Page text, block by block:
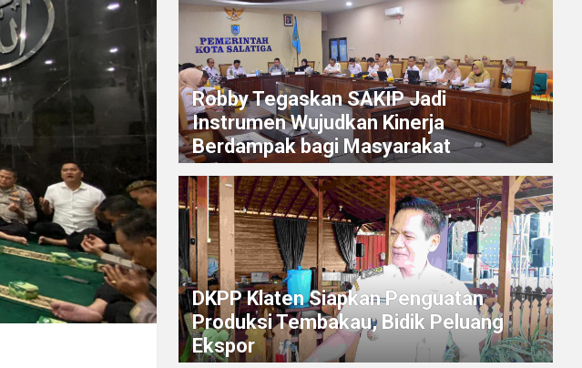
Robby Tegaskan SAKIP Jadi
Instrumen Wujudkan Kinerja
Berdampak bagi Masyarakat
DKPP Klaten Siapkan Penguatan
Produksi Tembakau, Bidik Peluang
Ekspor